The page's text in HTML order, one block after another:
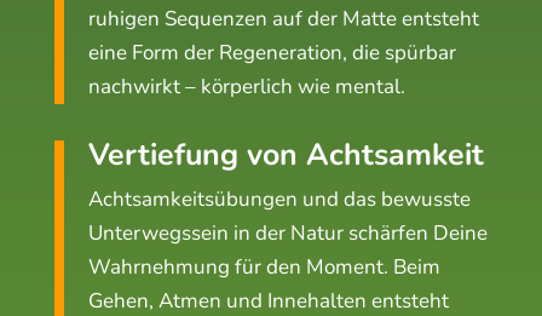
ruhigen Sequenzen auf der Matte entsteht
eine Form der Regeneration, die spürbar
nachwirkt – körperlich wie mental.
Vertiefung von Achtsamkeit
Achtsamkeitsübungen und das bewusste
Unterwegssein in der Natur schärfen Deine
Wahrnehmung für den Moment. Beim
Gehen, Atmen und Innehalten entsteht